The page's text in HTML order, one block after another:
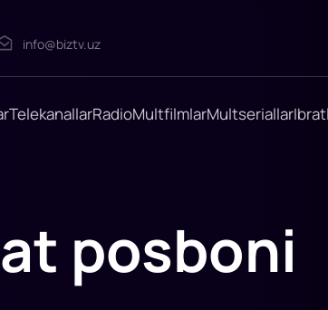
info@biztv.uz
TelekanallarRadioMultfilmlarMultseriallar
posboni